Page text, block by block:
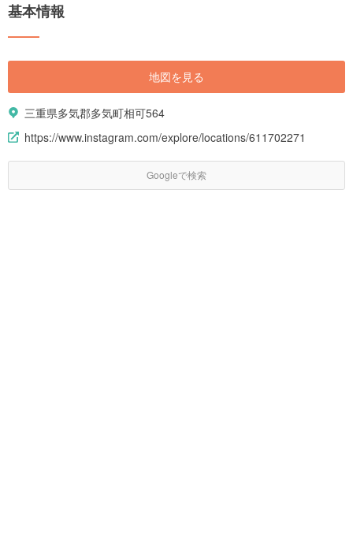
基本情報
地図を見る
三重県多気郡多気町相可564
https://www.instagram.com/explore/locations/611702271
Googleで検索